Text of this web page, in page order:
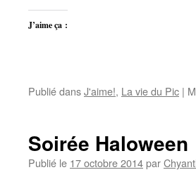
J’aime ça :
Publié dansJ'aime!, La vie du Pic |
Soirée Haloween
Publié le 17 octobre 2014par